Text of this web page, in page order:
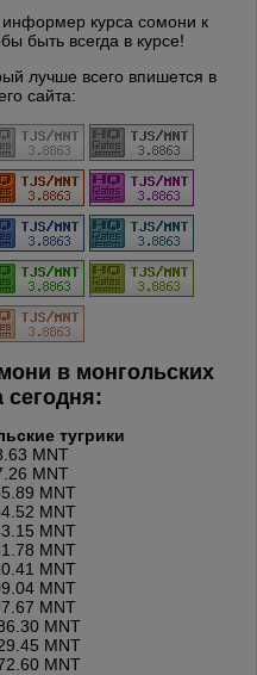
курса сомони к
быть всегда в курсе!
лучше всего впишется в
сайта:
в монгольских
сегодня:
тугрики
MNT
MNT
MNT
MNT
MNT
MNT
MNT
MNT
MNT
MNT
MNT
MNT